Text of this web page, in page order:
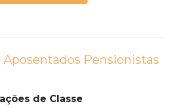
Aposentados Pensionistas
de Classe